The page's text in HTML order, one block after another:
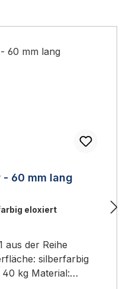
- 60 mm lang
eloxiert
aus der Reihe